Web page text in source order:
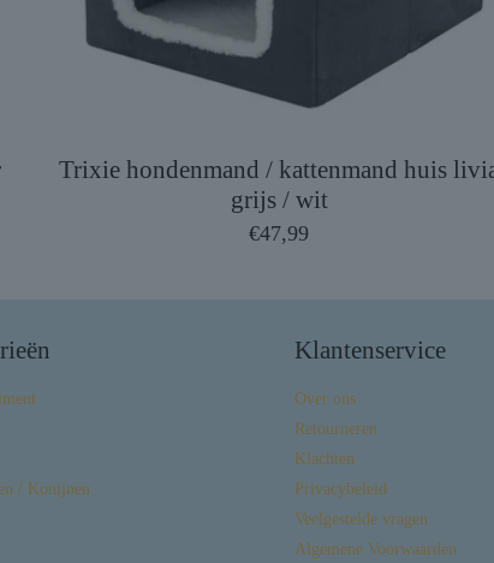
Trixie hondenmand / kattenmand huis
grijs / wit
€47,99
/ Konijnen
Klantenservice
Over ons
Retourneren
Klachten
Privacybeleid
Veelgestelde vragen
Algemene Voorwaarden